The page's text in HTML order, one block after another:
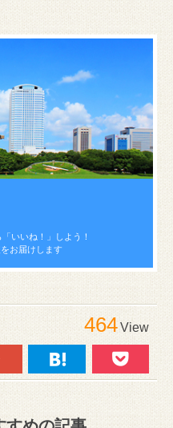
「いいね！」しよう！
お届けします
464View